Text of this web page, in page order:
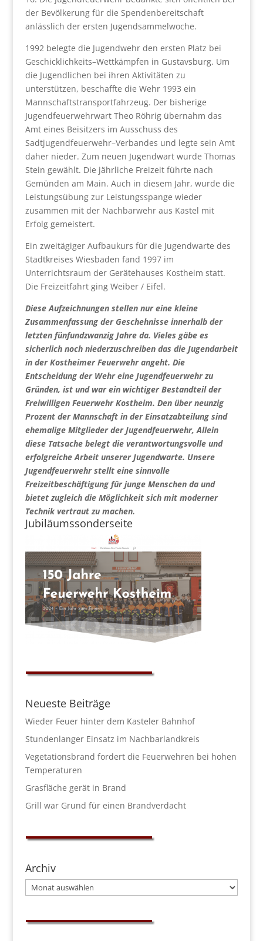
der Bevölkerung für die Spendenbereitschaft
anlässlich der ersten Jugendsammelwoche.
1992 belegte die Jugendwehr den ersten Platz bei
Geschicklichkeits–Wettkämpfen in Gustavsburg. Um
die Jugendlichen bei ihren Aktivitäten zu
unterstützen, beschaffte die Wehr 1993 ein
Mannschaftstransportfahrzeug. Der bisherige
Jugendfeuerwehrwart Theo Röhrig übernahm das
Amt eines Beisitzers im Ausschuss des
Sadtjugendfeuerwehr–Verbandes und legte sein Amt
daher nieder. Zum neuen Jugendwart wurde Thomas
Stein gewählt. Die jährliche Freizeit führte nach
Gemünden am Main. Auch in diesem Jahr, wurde die
Leistungsübung zur Leistungsspange wieder
zusammen mit der Nachbarwehr aus Kastel mit
Erfolg gemeistert.
Ein zweitägiger Aufbaukurs für die Jugendwarte des
Stadtkreises Wiesbaden fand 1997 im
Unterrichtsraum der Gerätehauses Kostheim statt.
Die Freizeitfahrt ging Weiber / Eifel.
Diese Aufzeichnungen stellen nur eine kleine
Zusammenfassung der Geschehnisse innerhalb der
letzten fünfundzwanzig Jahre da. Vieles gäbe es
sicherlich noch niederzuschreiben das die Jugendarbeit
in der Kostheimer Feuerwehr angeht. Die
Entscheidung der Wehr eine Jugendfeuerwehr zu
Gründen, ist und war ein wichtiger Bestandteil der
Freiwilligen Feuerwehr Kostheim. Den über neunzig
Prozent der Mannschaft in der Einsatzabteilung sind
ehemalige Mitglieder der Jugendfeuerwehr, Allein
diese Tatsache belegt die verantwortungsvolle und
erfolgreiche Arbeit unserer Jugendwarte. Unsere
Jugendfeuerwehr stellt eine sinnvolle
Freizeitbeschäftigung für junge Menschen da und
bietet zugleich die Möglichkeit sich mit moderner
Technik vertraut zu machen.
Jubiläumssonderseite
Neueste Beiträge
Wieder Feuer hinter dem Kasteler Bahnhof
Stundenlanger Einsatz im Nachbarlandkreis
Vegetationsbrand fordert die Feuerwehren bei hohen
Temperaturen
Grasfläche gerät in Brand
Grill war Grund für einen Brandverdacht
Archiv
Archiv